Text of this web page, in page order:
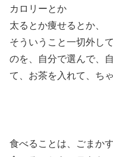
カロリーとか
太るとか痩せるとか、
そういうこと一切外し
のを、自分で選んで、
て、お茶を入れて、ち
食べることは、ごまか